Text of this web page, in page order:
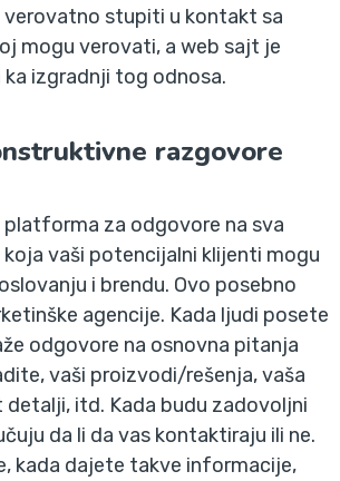
verovatno stupiti u kontakt sa
mogu verovati, a web sajt je
izgradnji tog odnosa.
razgovore
platforma za odgovore na sva
vaši potencijalni klijenti mogu
i brendu. Ovo posebno
agencije. Kada ljudi posete
odgovore na osnovna pitanja
vaši proizvodi/rešenja, vaša
itd. Kada budu zadovoljni
da li da vas kontaktiraju ili ne.
kada dajete takve informacije,